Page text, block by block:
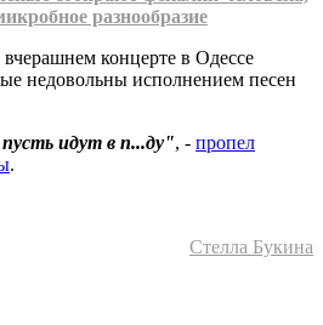
разнообразие
концерте в Одессе
недовольны исполнением песен
идут в п...ду", - пропел
.
Стелла Букина